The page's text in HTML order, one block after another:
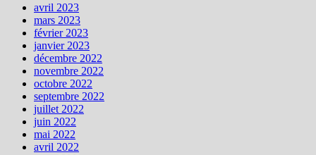
avril 2023
mars 2023
février 2023
janvier 2023
décembre 2022
novembre 2022
octobre 2022
septembre 2022
juillet 2022
juin 2022
mai 2022
avril 2022